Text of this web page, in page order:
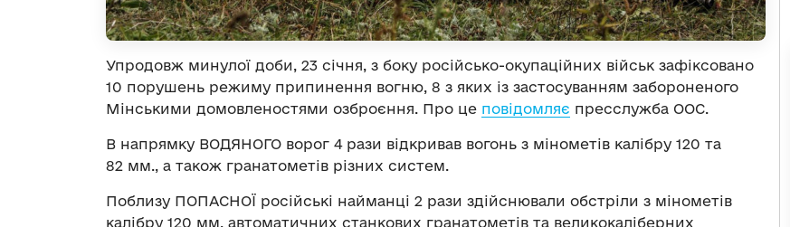
Упродовж минулої доби, 23 січня, з боку російсько-окупаційних військ зафіксовано
10 порушень режиму припинення вогню, 8 з яких із застосуванням забороненого
Мінськими домовленостями озброєння. Про це повідомляє пресслужба ООС.
В напрямку ВОДЯНОГО ворог 4 рази відкривав вогонь з мінометів калібру 120 та
82 мм., а також гранатометів різних систем.
Поблизу ПОПАСНОЇ російські найманці 2 рази здійснювали обстріли з мінометів
калібру 120 мм, автоматичних станкових гранатометів та великокаліберних